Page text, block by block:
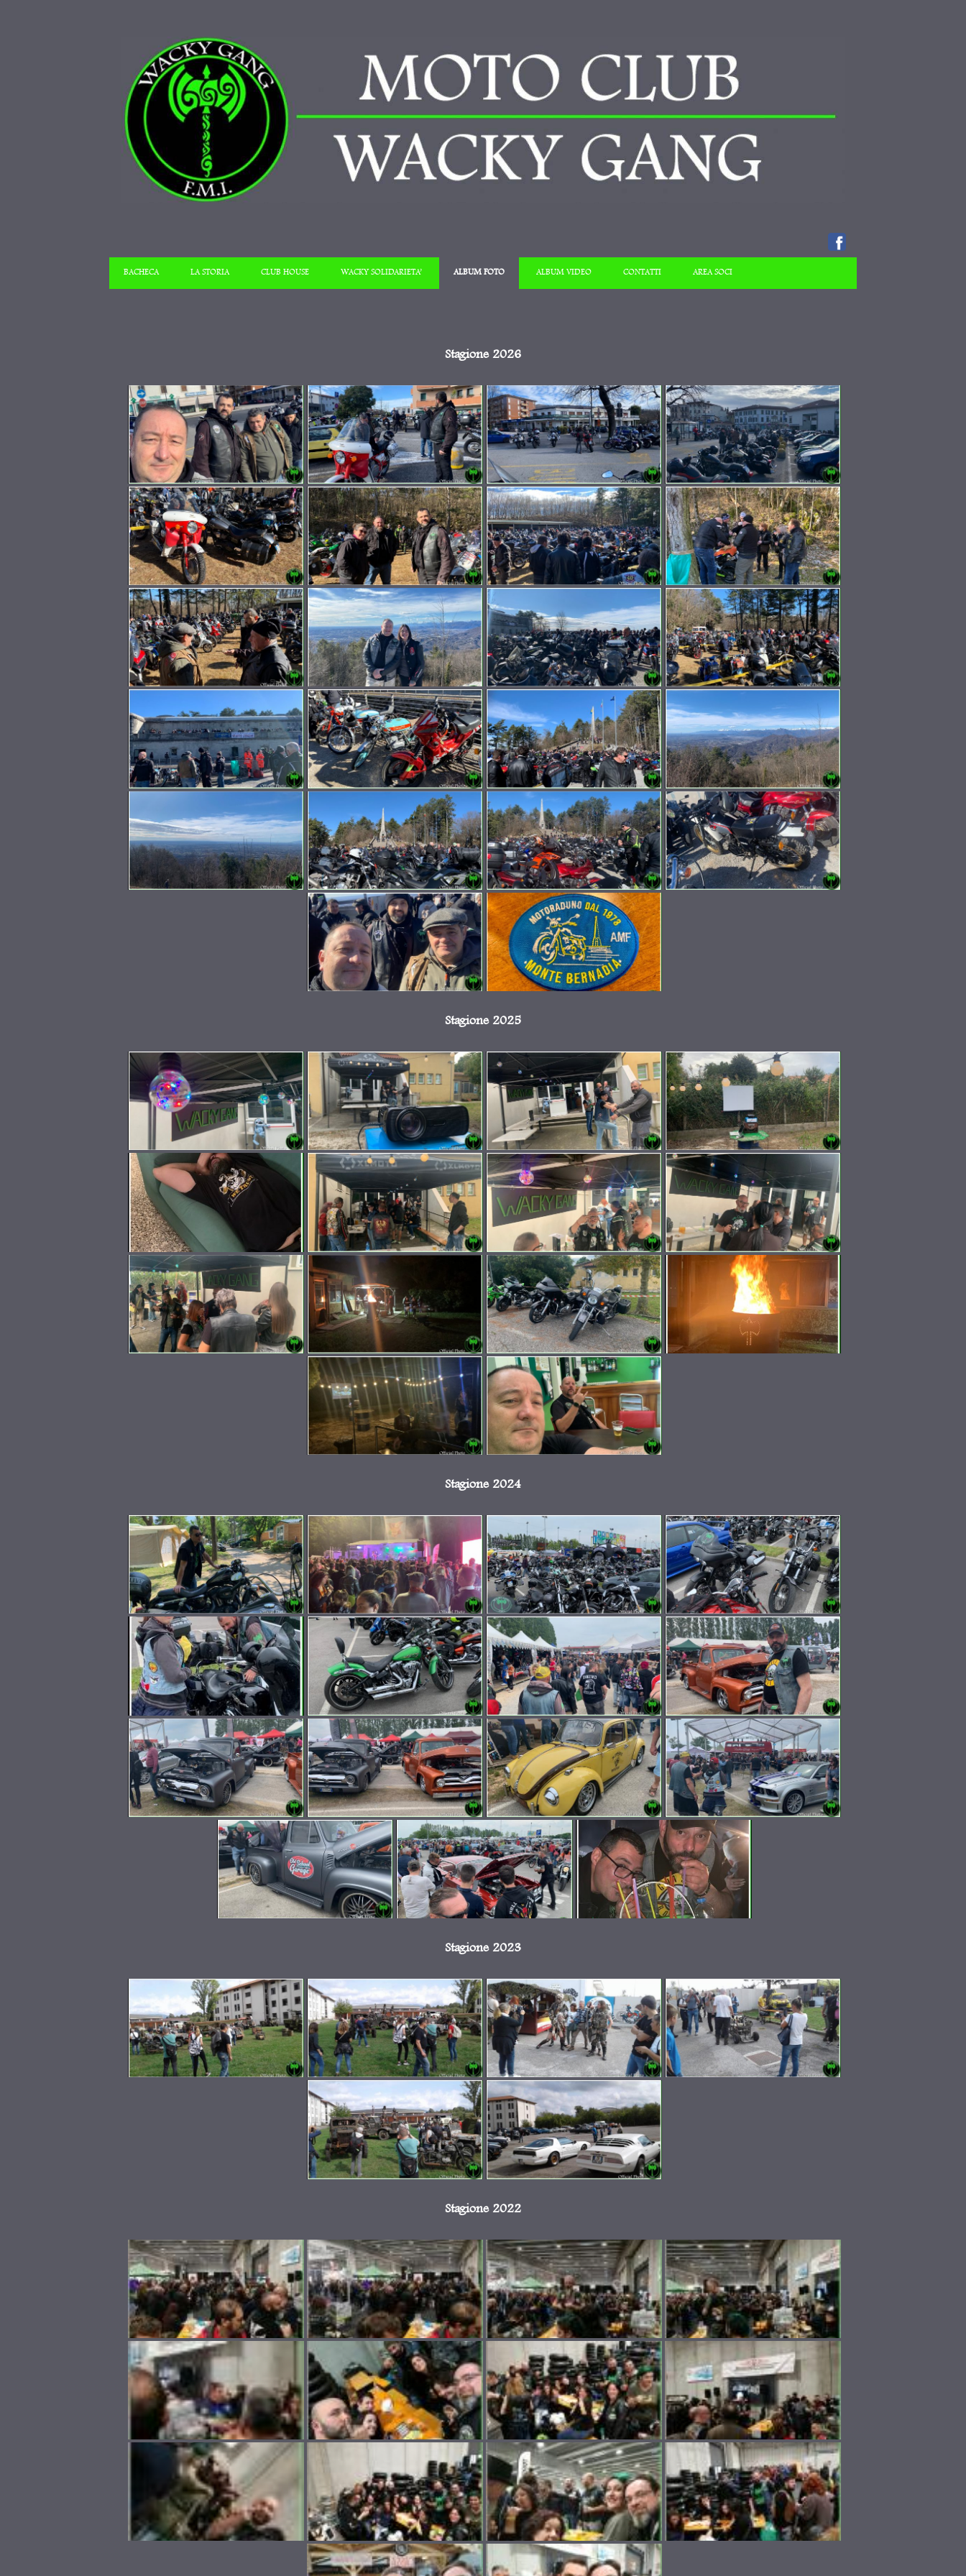
BACHECA LA STORIA CLUB HOUSE WACKY SOLIDARIETA’ ALBUM FOTO ALBUM VIDEO CONTATTI AREA SOCI
Stagione 2026
Stagione 2025
Stagione 2024
Stagione 2023
Stagione 2022